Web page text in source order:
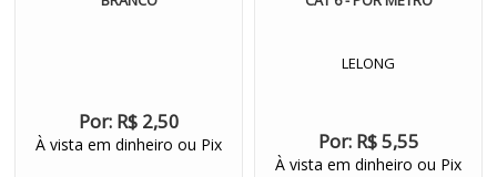
Por: R$ 2,50
À vista em dinheiro ou Pix
LELONG
Por: R$ 5,55
À vista em dinheiro ou Pix